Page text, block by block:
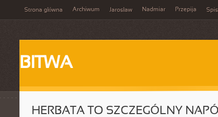
Strona główna Archiwum Jarosław Nadmiar Przepija
BITWA
HERBATA TO SZCZEGÓLNY